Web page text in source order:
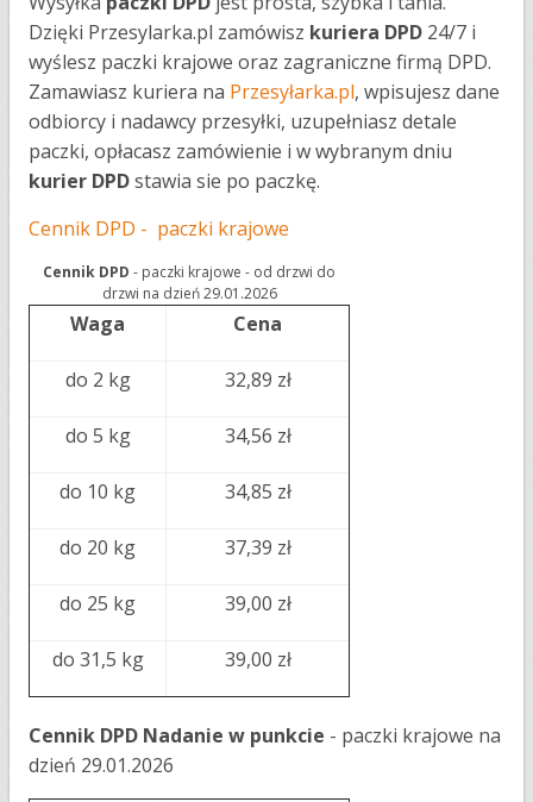
Dzięki Przesylarka.pl zamówisz kuriera DPD 24/7 i
wyślesz paczki krajowe oraz zagraniczne firmą DPD.
Zamawiasz kuriera na Przesyłarka.pl, wpisujesz dane
odbiorcy i nadawcy przesyłki, uzupełniasz detale
paczki, opłacasz zamówienie i w wybranym dniu
kurier DPDstawia sie po paczkę.
Cennik DPD - paczki krajowe
Cennik DPD - paczki krajowe - od drzwi do
drzwi na dzień 29.01.2026
Waga Cena
do 2 kg 32,89 zł
do 5 kg 34,56 zł
do 10 kg 34,85 zł
do 20 kg 37,39 zł
do 25 kg 39,00 zł
do 31,5 kg 39,00 zł
Cennik DPD Nadanie w punkcie - paczki krajowe na
dzień 29.01.2026